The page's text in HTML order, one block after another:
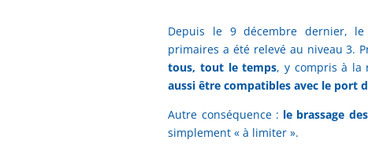
Depuis le 9 décembre dernier,
primaires a été relevé au niveau 3.
tous, tout le temps, y compris à la
aussi être compatibles avec le port
Autre conséquence : le brassage
simplement «à limiter ».